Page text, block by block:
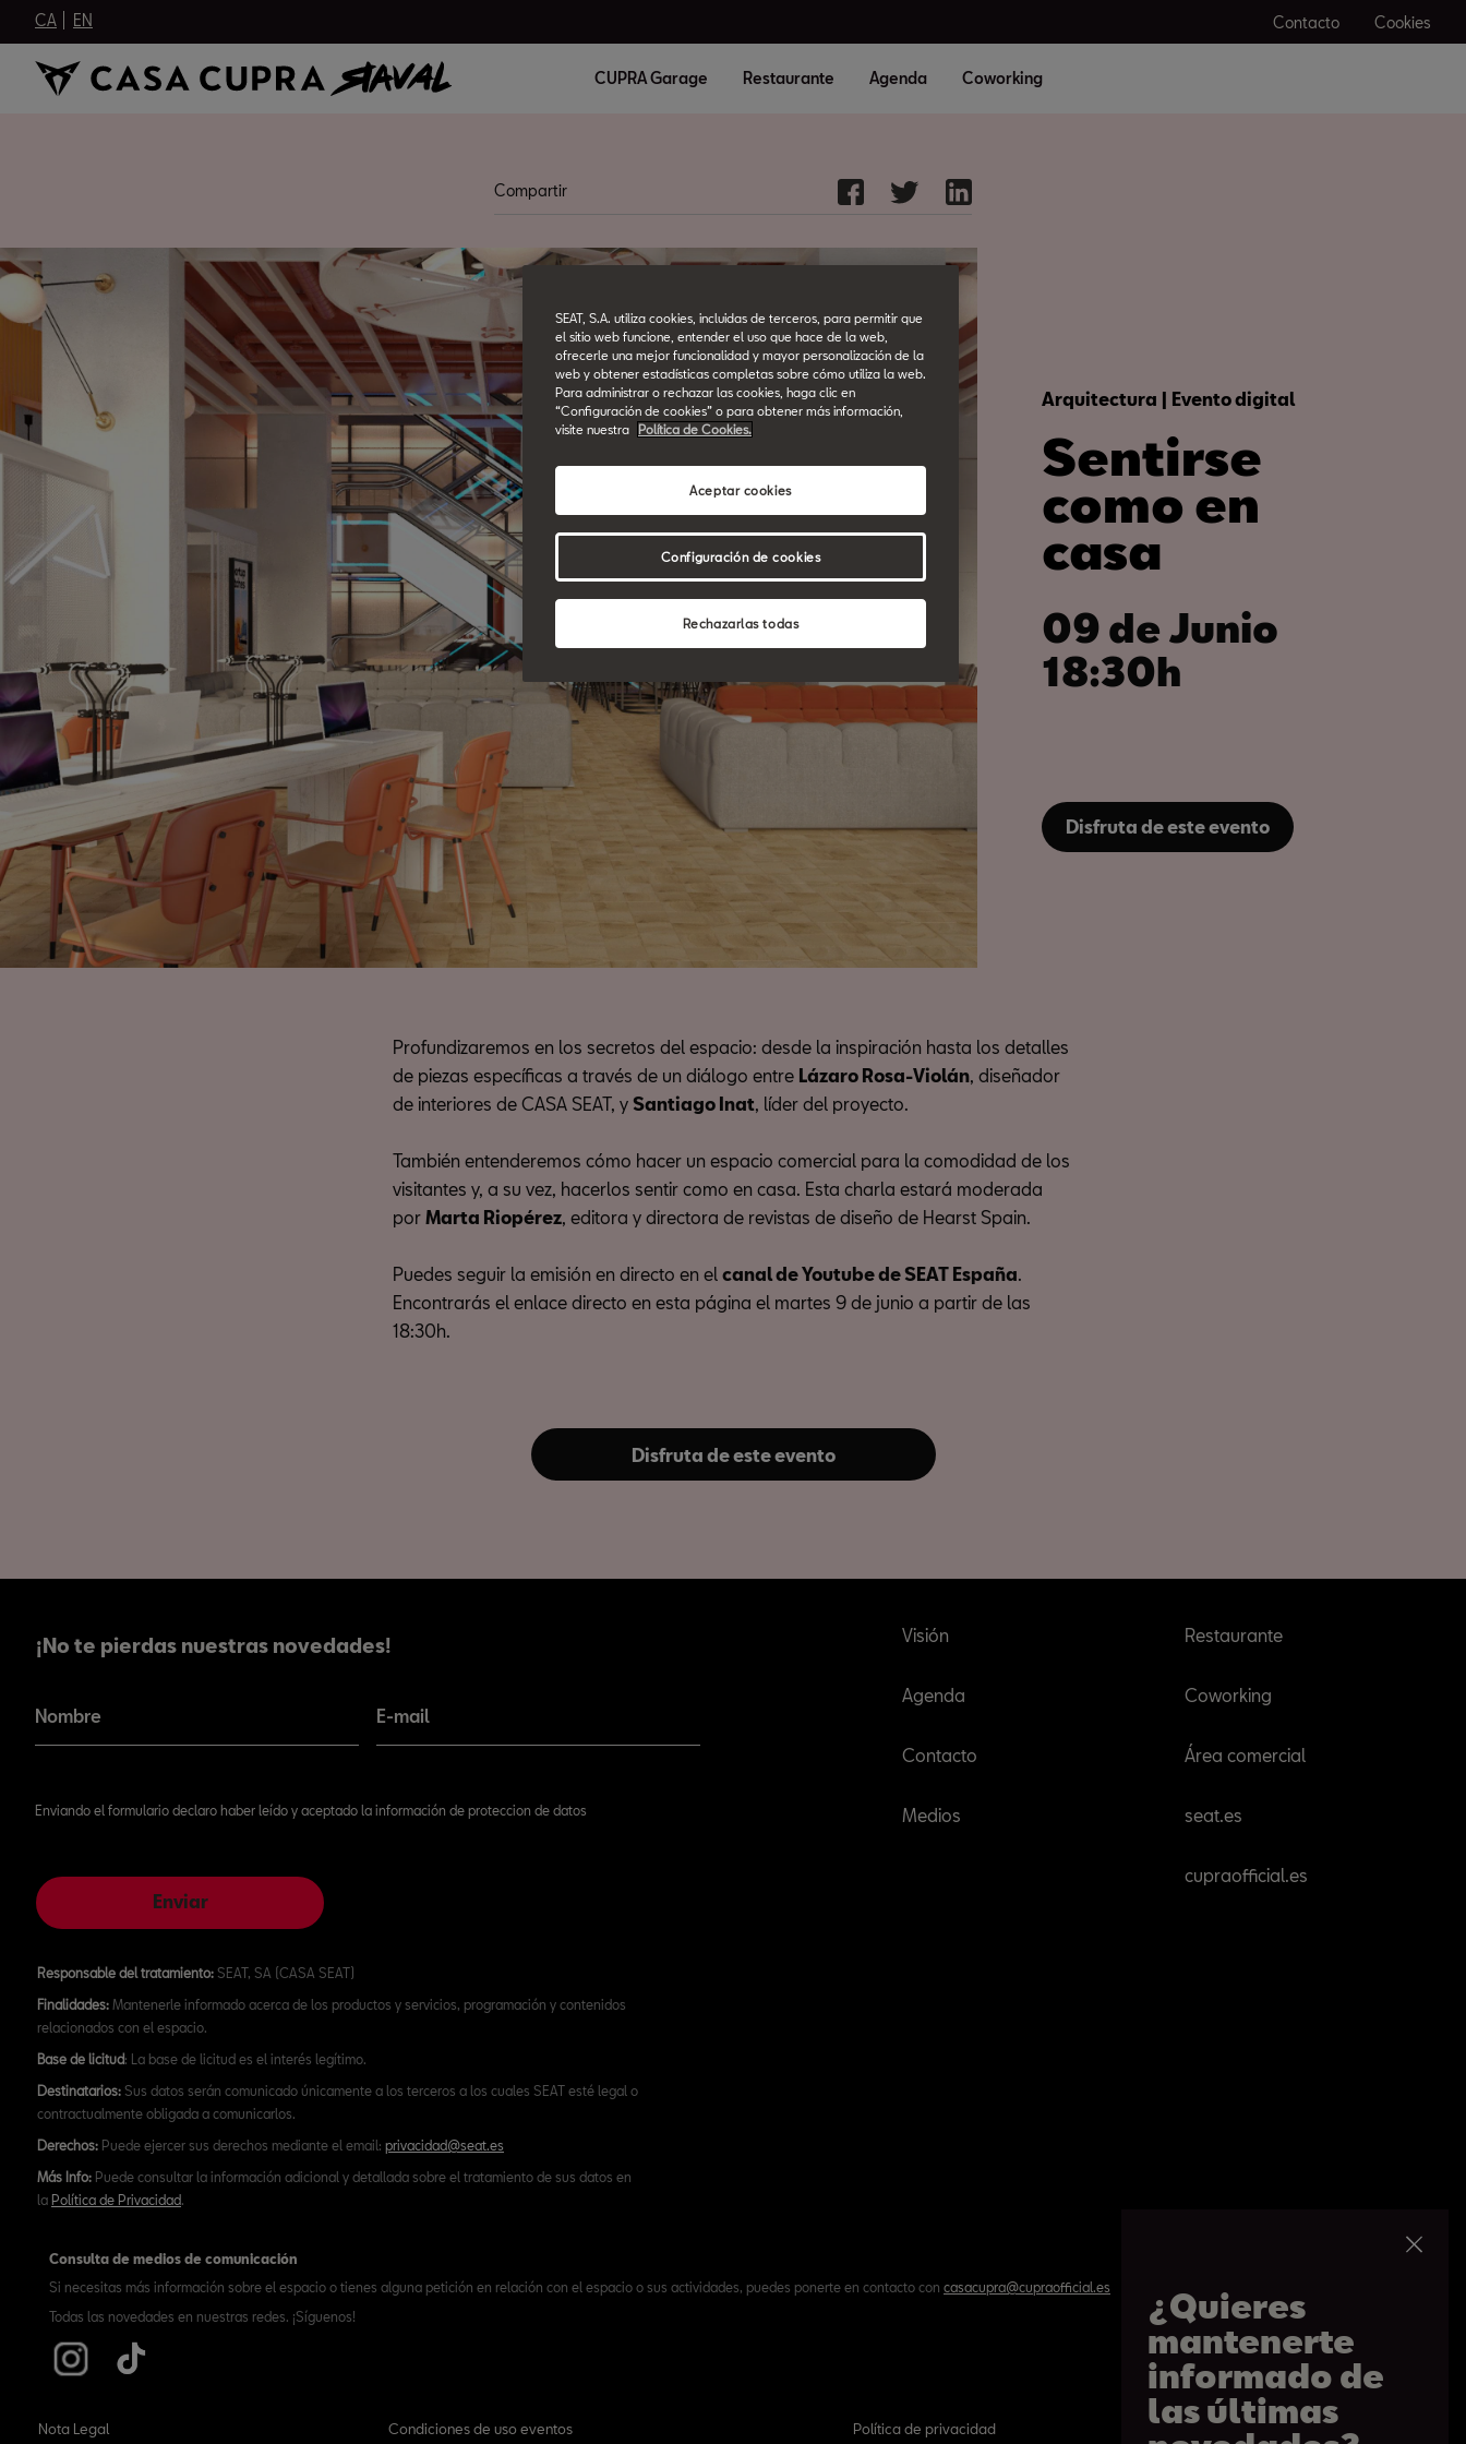
¿Quieres
mantenerte
informado de
las últimas
CA EN Contacto Cookies
CUPRA Garage Restaurante Agenda Coworking
Compartir
Arquitectura | Evento digital
Sentirse
como en
casa
09 de Junio
18:30h
Disfruta de este evento
Profundizaremos en los secretos del espacio: desde la inspiración hasta los detalles
de piezas específicas a través de un diálogo entre Lázaro Rosa-Violán, diseñador
de interiores de CASA SEAT, y Santiago Inat, líder del proyecto.
También entenderemos cómo hacer un espacio comercial para la comodidad de los
visitantes y, a su vez, hacerlos sentir como en casa. Esta charla estará moderada
por Marta Riopérez, editora y directora de revistas de diseño de Hearst Spain.
Puedes seguir la emisión en directo en el canal de Youtube de SEAT España.
Encontrarás el enlace directo en esta página el martes 9 de junio a partir de las
18:30h.
Disfruta de este evento
¡No te pierdas nuestras novedades!
Nombre E-mail
Enviando el formulario declaro haber leído y aceptado la información de proteccion de datos
Enviar
Responsable del tratamiento: SEAT, SA (CASA SEAT)
Finalidades: Mantenerle informado acerca de los productos y servicios, programación y contenidos
relacionados con el espacio.
Base de licitud: La base de licitud es el interés legítimo.
Destinatarios: Sus datos serán comunicado únicamente a los terceros a los cuales SEAT esté legal o
contractualmente obligada a comunicarlos.
Derechos: Puede ejercer sus derechos mediante el email: privacidad@seat.es
Más Info: Puede consultar la información adicional y detallada sobre el tratamiento de sus datos en
la Política de Privacidad.
Visión
Agenda
Contacto
Medios
Restaurante
Coworking
Área comercial
seat.es
cupraofficial.es
Consulta de medios de comunicación
Si necesitas más información sobre el espacio o tienes alguna petición en relación con el espacio o sus actividades, puedes ponerte en contacto con casacupra@cupraofficial.es
Todas las novedades en nuestras redes. ¡Síguenos!
Nota Legal Condiciones de uso eventos Política de privacidad Politíca de cookies
SEAT, S.A. utiliza cookies, incluidas de terceros, para permitir que
el sitio web funcione, entender el uso que hace de la web,
ofrecerle una mejor funcionalidad y mayor personalización de la
web y obtener estadísticas completas sobre cómo utiliza la web.
Para administrar o rechazar las cookies, haga clic en
“Configuración de cookies” o para obtener más información,
visite nuestra
Política de Cookies.
Rechazarlas todas
Aceptar cookies
Configuración de cookies